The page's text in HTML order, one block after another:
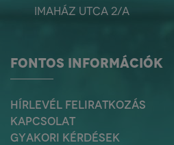
Imaház utca 2/a
FONTOS INFORMÁCIÓK
HÍRLEVÉL FELIRATKOZÁS
KAPCSOLAT
GYAKORI KÉRDÉSEK